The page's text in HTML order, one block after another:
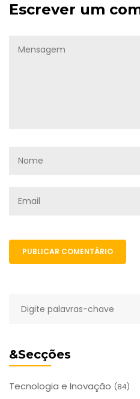
&Secções
Tecnologia e Inovação (84)
Escrever um
PUBLICAR COMENTÁRIO